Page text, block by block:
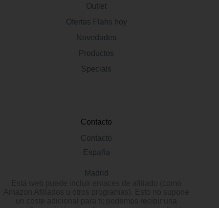
Outlet
Ofertas Flahs hoy
Novedades
Productos
Specials
Contacto
Contacto
España
Madrid